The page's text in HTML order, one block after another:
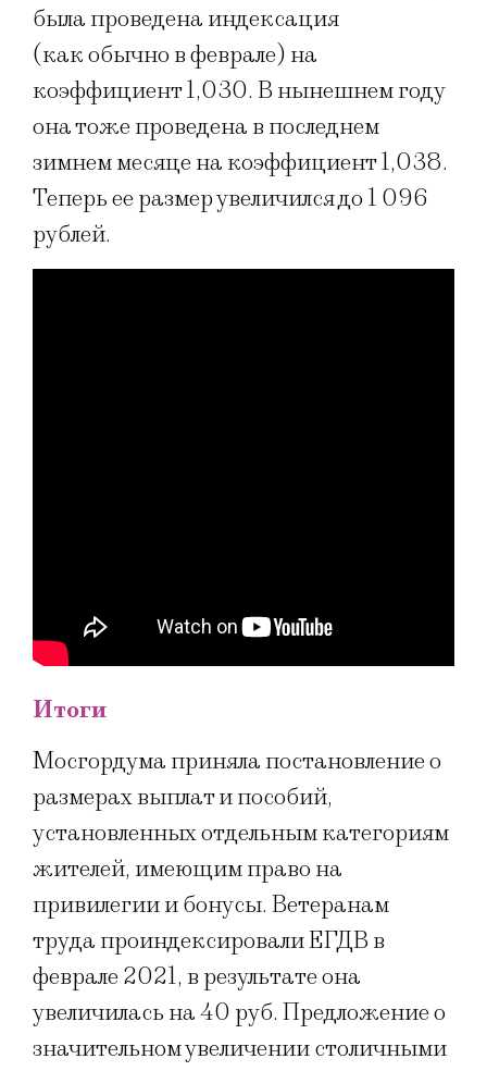
была проведена индексация
(как обычно в феврале) на
коэффициент 1,030. В нынешнем году
она тоже проведена в последнем
зимнем месяце на коэффициент 1,038.
Теперь ее размер увеличился до 1 096
рублей.
Итоги
Мосгордума приняла постановление о
размерах выплат и пособий,
установленных отдельным категориям
жителей, имеющим право на
привилегии и бонусы. Ветеранам
труда проиндексировали ЕГДВ в
феврале 2021, в результате она
увеличилась на 40 руб. Предложение о
значительном увеличении столичными